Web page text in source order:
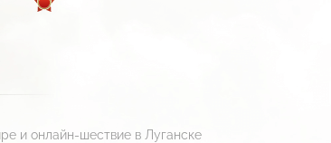
и онлайн-шествие в Луганске